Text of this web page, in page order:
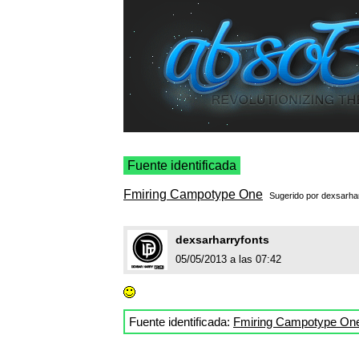
Fuente identificada
Fmiring Campotype One Sugerido por
dexsarharryfonts
05/05/2013 a las 07:42
Fuente identificada: Fmiring Campotype